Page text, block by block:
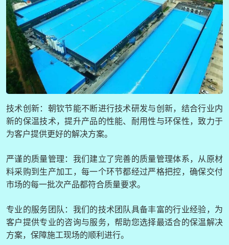
技术创新：朝钦节能不断进行技术研发与创新，结合行业内
新的保温技术，提升产品的性能、耐用性与环保性，致力于
为客户提供更好的解决方案。
严谨的质量管理：我们建立了完善的质量管理体系，从原材
料采购到生产加工，每一个环节都经过严格把控，确保交付
市场的每一批次产品都符合质量要求。
专业的服务团队：我们的技术团队具备丰富的行业经验，为
客户提供专业的咨询与服务，帮助您选择最适合的保温解决
方案，保障施工现场的顺利进行。